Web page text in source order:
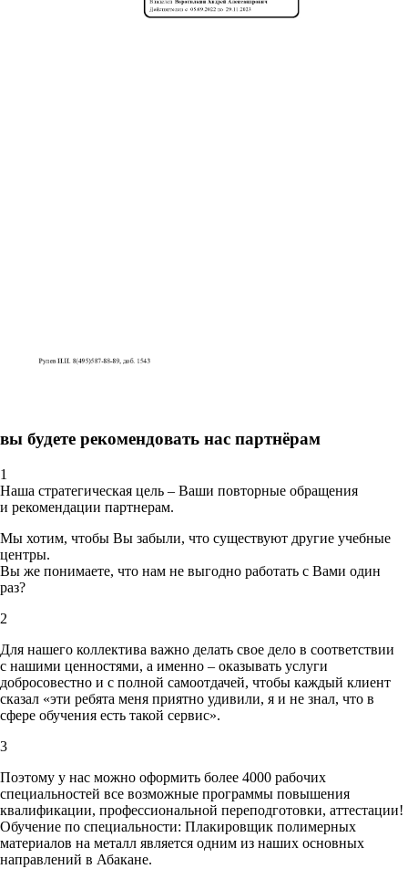
вы будете рекомендовать нас партнёрам
1
Наша стратегическая цель – Ваши повторные обращения
и рекомендации партнерам.
Мы хотим, чтобы Вы забыли, что существуют другие учебные
центры.
Вы же понимаете, что нам не выгодно работать с Вами один
раз?
2
Для нашего коллектива важно делать свое дело в соответствии
с нашими ценностями, а именно – оказывать услуги
добросовестно и с полной самоотдачей, чтобы каждый клиент
сказал «эти ребята меня приятно удивили, я и не знал, что в
сфере обучения есть такой сервис».
3
Поэтому у нас можно оформить более 4000 рабочих
специальностей все возможные программы повышения
квалификации, профессиональной переподготовки, аттестации!
Обучение по специальности: Плакировщик полимерных
материалов на металл является одним из наших основных
направлений в Абакане.